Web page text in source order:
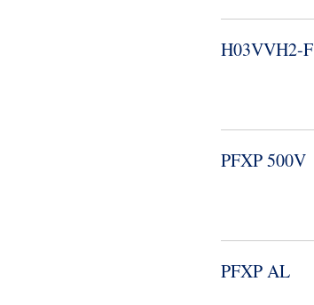
H03VVH2-​F
PFXP 500V
PFXP AL